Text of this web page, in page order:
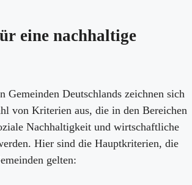
eine nachhaltige
Gemeinden Deutschlands zeichnen sich
von Kriterien aus, die in den Bereichen
Nachhaltigkeit und wirtschaftliche
Hier sind die Hauptkriterien, die
gelten: